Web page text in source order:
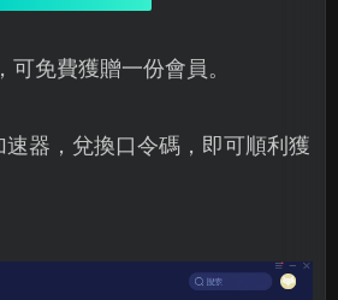
免費獲贈一份會員。
器，兌換口令碼，即可順利獲